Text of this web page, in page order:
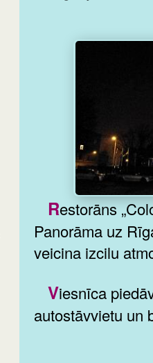
Restorāns „Colombo“ atrodas 12. stāvā.
Panorāma uz
veicina izcilu
Viesnīca piedāvā ērtu, bezmaksas
autostāvvietu un